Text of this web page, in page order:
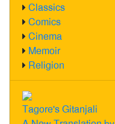
Classics
Comics
Cinema
Memoir
Religion
Tagore's Gitanjali